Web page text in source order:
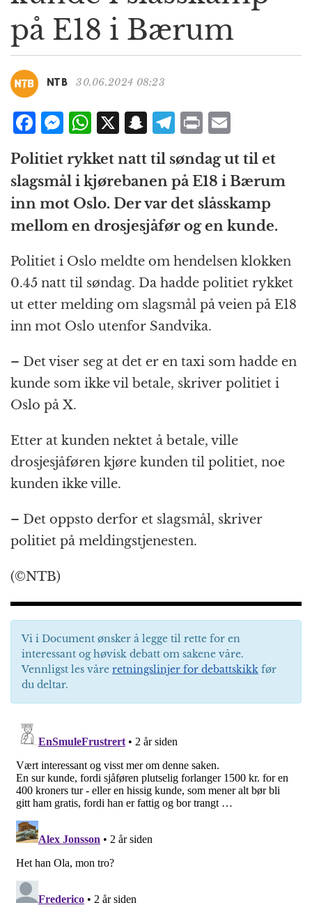
a
t
i
på E18 i Bærum
NTB 30.06.2024 08:23
F
a
c
e
b
o
o
k
M
ss
e
n
g
e
r
W
h
at
s
A
p
p
X S
n
a
p
c
h
at
T
e
g
r
a
m
P
ri
n
t
m
ai
l
Politiet rykket natt til søndag ut til et
slagsmål i kjørebanen på E18 i Bærum
inn mot Oslo. Der var det slåsskamp
mellom en drosjesjåfør og en kunde.
Politiet i Oslo meldte om hendelsen klokken
0.45 natt til søndag. Da hadde politiet rykket
ut etter melding om slagsmål på veien på E18
inn mot Oslo utenfor Sandvika.
– Det viser seg at det er en taxi som hadde en
kunde som ikke vil betale, skriver politiet i
Oslo på X.
Etter at kunden nektet å betale, ville
drosjesjåføren kjøre kunden til politiet, noe
kunden ikke ville.
– Det oppsto derfor et slagsmål, skriver
politiet på meldingstjenesten.
(©NTB)
Vi i Document ønsker å legge til rette for en
interessant og høvisk debatt om sakene våre.
Vennligst les våre retningslinjer for debattskikk før
du deltar.